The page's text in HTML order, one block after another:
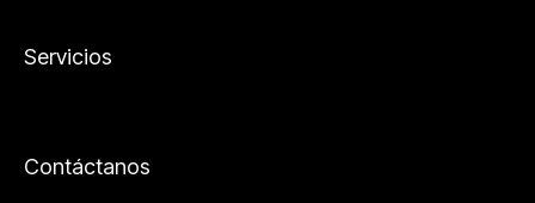
Servicios
Contáctanos